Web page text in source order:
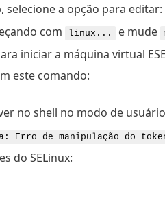
selecione a opção para editar:
com linux... e mude
iniciar a máquina virtual
este comando:
no shell no modo de
Erro de manipulação do
do SELinux: